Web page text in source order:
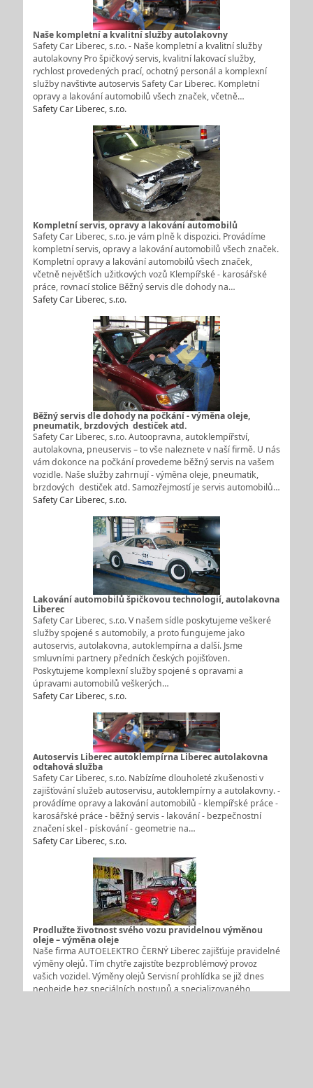
Naše kompletní a kvalitní služby autolakovny
Safety Car Liberec, s.r.o. - Naše kompletní a kvalitní služby
autolakovny Pro špičkový servis, kvalitní lakovací služby,
rychlost provedených prací, ochotný personál a komplexní
služby navštivte autoservis Safety Car Liberec. Kompletní
opravy a lakování automobilů všech značek, včetně…
Safety Car Liberec, s.r.o.
Kompletní servis, opravy a lakování automobilů
Safety Car Liberec, s.r.o. je vám plně k dispozici. Provádíme
kompletní servis, opravy a lakování automobilů všech značek.
Kompletní opravy a lakování automobilů všech značek,
včetně největších užitkových vozů Klempířské - karosářské
práce, rovnací stolice Běžný servis dle dohody na…
Safety Car Liberec, s.r.o.
Běžný servis dle dohody na počkání - výměna oleje,
pneumatik, brzdových destiček atd.
Safety Car Liberec, s.r.o. Autoopravna, autoklempířství,
autolakovna, pneuservis – to vše naleznete v naší firmě. U nás
vám dokonce na počkání provedeme běžný servis na vašem
vozidle. Naše služby zahrnují - výměna oleje, pneumatik,
brzdových destiček atd. Samozřejmostí je servis automobilů…
Safety Car Liberec, s.r.o.
Lakování automobilů špičkovou technologií, autolakovna
Liberec
Safety Car Liberec, s.r.o. V našem sídle poskytujeme veškeré
služby spojené s automobily, a proto fungujeme jako
autoservis, autolakovna, autoklempírna a další. Jsme
smluvními partnery předních českých pojišťoven.
Poskytujeme komplexní služby spojené s opravami a
úpravami automobilů veškerých…
Safety Car Liberec, s.r.o.
Autoservis Liberec autoklempírna Liberec autolakovna
odtahová služba
Safety Car Liberec, s.r.o. Nabízíme dlouholeté zkušenosti v
zajišťování služeb autoservisu, autoklempírny a autolakovny. -
provádíme opravy a lakování automobilů - klempířské práce -
karosářské práce - běžný servis - lakování - bezpečnostní
značení skel - pískování - geometrie na…
Safety Car Liberec, s.r.o.
Prodlužte životnost svého vozu pravidelnou výměnou
oleje – výměna oleje
Naše firma AUTOELEKTRO ČERNÝ Liberec zajišťuje pravidelné
výměny olejů. Tím chytře zajistíte bezproblémový provoz
vašich vozidel. Výměny olejů Servisní prohlídka se již dnes
neobejde bez speciálních postupů a specializovaného